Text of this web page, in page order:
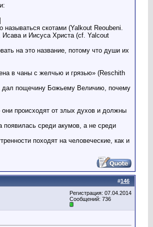
скотами (Yalkout Reoubeni.
и Иисуса Христа (cf. Yalcout
на это название, потому что души их
в чаны с желчью и грязью» (Reschith
дал пощечину Божьему Величию, почему
происходят от злых духов и должны
появилась среди акумов, а не среди
походят на человеческие, как и
#146
Регистрация: 07.04.2014
Сообщений: 736